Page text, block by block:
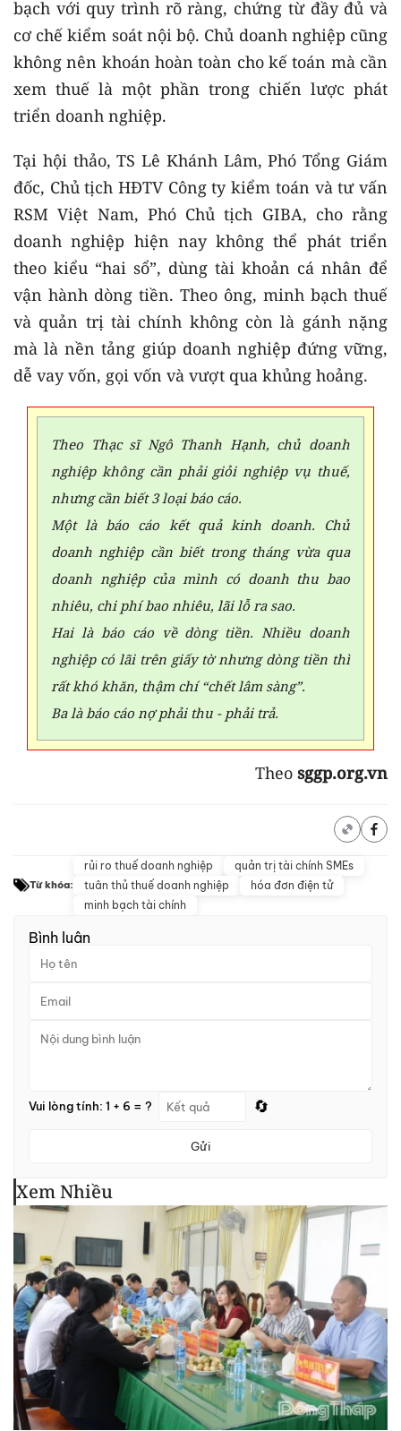
bạch với quy trình rõ ràng, chứng từ đầy đủ và
cơ chế kiểm soát nội bộ. Chủ doanh nghiệp cũng
không nên khoán hoàn toàn cho kế toán mà cần
xem thuế là một phần trong chiến lược phát
triển doanh nghiệp.
Tại hội thảo, TS Lê Khánh Lâm, Phó Tổng Giám
đốc, Chủ tịch HĐTV Công ty kiểm toán và tư vấn
RSM Việt Nam, Phó Chủ tịch GIBA, cho rằng
doanh nghiệp hiện nay không thể phát triển
theo kiểu “hai sổ”, dùng tài khoản cá nhân để
vận hành dòng tiền. Theo ông, minh bạch thuế
và quản trị tài chính không còn là gánh nặng
mà là nền tảng giúp doanh nghiệp đứng vững,
dễ vay vốn, gọi vốn và vượt qua khủng hoảng.
Theo Thạc sĩ Ngô Thanh Hạnh, chủ doanh
nghiệp không cần phải giỏi nghiệp vụ thuế,
nhưng cần biết 3 loại báo cáo.
Một là báo cáo kết quả kinh doanh. Chủ
doanh nghiệp cần biết trong tháng vừa qua
doanh nghiệp của mình có doanh thu bao
nhiêu, chi phí bao nhiêu, lãi lỗ ra sao.
Hai là báo cáo về dòng tiền. Nhiều doanh
nghiệp có lãi trên giấy tờ nhưng dòng tiền thì
rất khó khăn, thậm chí “chết lâm sàng”.
Ba là báo cáo nợ phải thu - phải trả.
Theo sggp.org.vn
Từ khóa:
rủi ro thuế doanh nghiệp
quản trị tài chính SMEs
tuân thủ thuế doanh nghiệp
hóa đơn điện tử
minh bạch tài chính
Bình luận
Vui lòng tính: 1 + 6 = ? 🔄
Gửi
Xem Nhiều